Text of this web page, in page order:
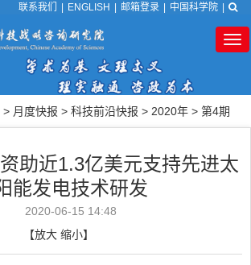
联系我们 ENGLISH 邮箱登录 中国科学院
> 月度快报 > 科技前沿快报 > 2020年 > 第4期
助近1.3亿美元支持先进太
能发电技术研发
2020-06-15 14:48
【放大 缩小】